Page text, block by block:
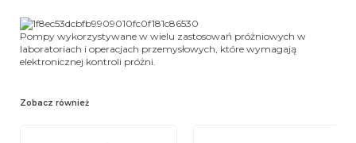
Pompy wykorzystywane w wielu zastosowań próżniowych w
laboratoriach i operacjach przemysłowych, które wymagają
elektronicznej kontroli próżni.
Zobacz również